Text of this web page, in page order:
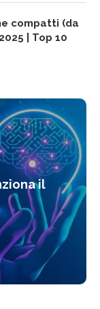
compatti (da
| Top 10
il